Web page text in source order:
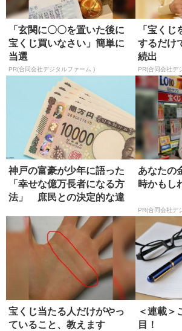
「玄関に〇〇を置いた後に
宝くじ買いなさい」簡単に
当選
PR(合同会社デジタルファーム )
「宝く
するだけ
続出
PR(合同会社デ
神戸の富豪が少年に語った
「幸せな億万長者になる方
法」 庶民との決定的な違
あなたの
時かもし
PR(合同会社デ
宝くじ当たる人だけがやっ
ていること、教えます
＜連載＞
目！